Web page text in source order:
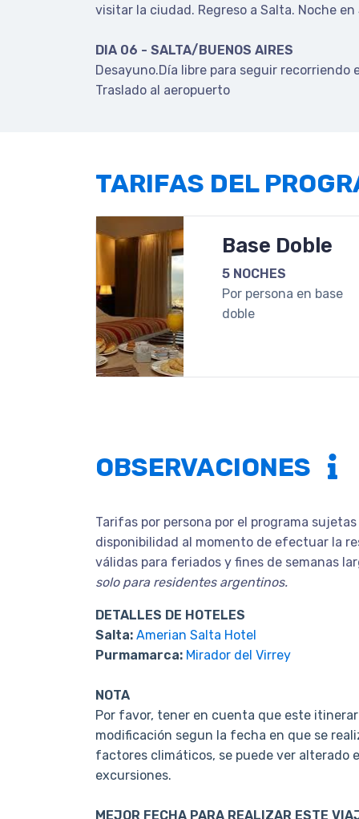
visitar la ciudad. Regreso a Salta. Noche en
DIA 06 - SALTA/BUENOS AIRES
Desayuno.Día libre para seguir recorriendo
Traslado al aeropuerto
TARIFAS DEL
Base Doble
5 NOCHES
Por persona en base
doble
OBSERVACIONES
Tarifas por persona por el programa
disponibilidad al momento de efectuar la
válidas para feriados y fines de semanas
solo para residentes argentinos.
DETALLES DE HOTELES
Salta: Amerian Salta Hotel
Purmamarca: Mirador del Virrey
NOTA
Por favor, tener en cuenta que este
modificación segun la fecha en que se
factores climáticos, se puede ver alterado
excursiones.
MEJOR FECHA PARA REALIZAR ESTE